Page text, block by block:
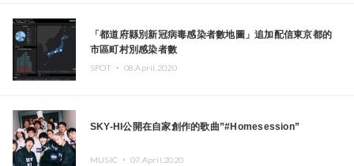
「都道府縣別新冠病毒感染者數地圖」追加配信東京都的
市區町村別感染者數
SPOT ・ 08.April.2020
SKY-HI公開在自家創作的歌曲”#Homesession”
MUSIC ・ 07.April.2020